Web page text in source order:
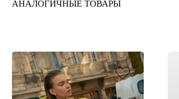
АНАЛОГИЧНЫЕ ТОВАРЫ